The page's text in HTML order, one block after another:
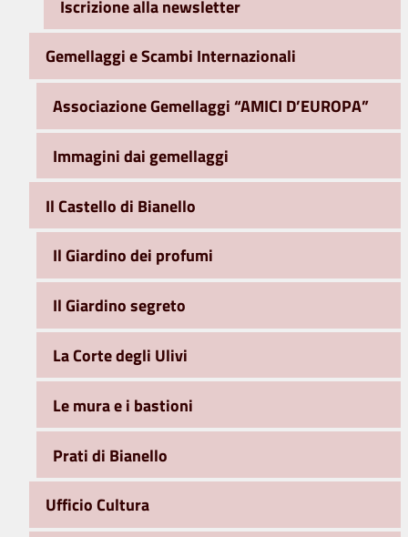
Iscrizione alla newsletter
Gemellaggi e Scambi Internazionali
Associazione Gemellaggi “AMICI D’EUROPA”
Immagini dai gemellaggi
Il Castello di Bianello
Il Giardino dei profumi
Il Giardino segreto
La Corte degli Ulivi
Le mura e i bastioni
Prati di Bianello
Ufficio Cultura